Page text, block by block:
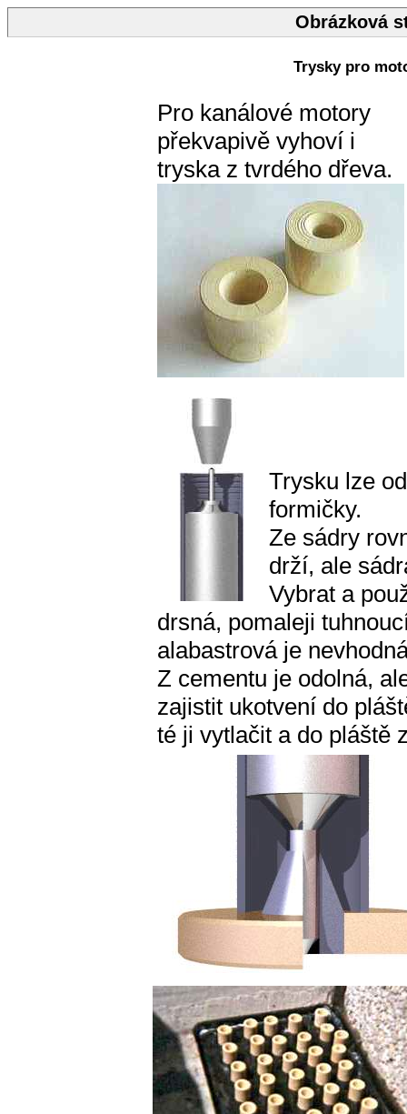
Obrázková
Trysky pro
Pro kanálové motory
překvapivě vyhoví i
tryska z tvrdého dřeva.
Trysku lze
formičky.
Ze sádry
drží, ale
Vybrat a
drsná, pomaleji
alabastrová je
Z cementu je odolná,
zajistit ukotvení do
té ji vytlačit a do pláště